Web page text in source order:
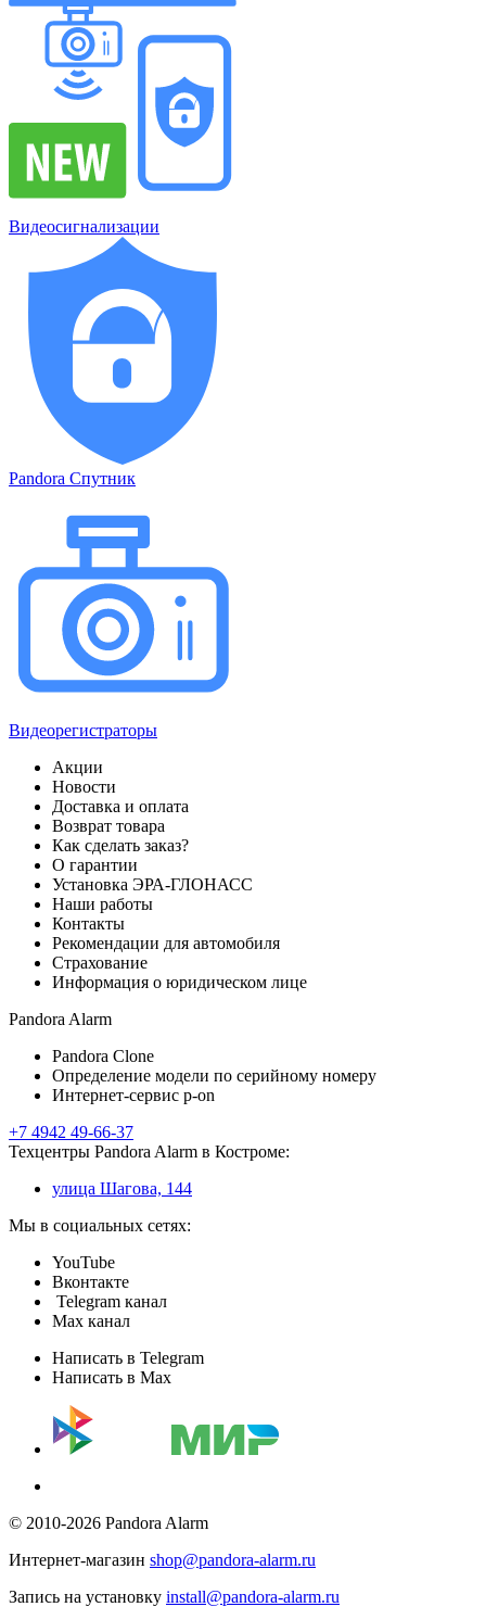
Видеосигнализации
Pandora Спутник
Видеорегистраторы
Акции
Новости
Доставка и оплата
Возврат товара
Как сделать заказ?
О гарантии
Установка ЭРА-ГЛОНАСС
Наши работы
Контакты
Рекомендации для автомобиля
Страхование
Информация о юридическом лице
Pandora Alarm
Pandora Clone
Определение модели по серийному номеру
Интернет-сервис p-on
+7 4942 49-66-37
Техцентры Pandora Alarm в Костроме:
улица Шагова, 144
Мы в социальных сетях:
YouTube
Вконтакте
Telegram канал
Max канал
Написать в Telegram
Написать в Max
© 2010-2026 Pandora Alarm
Интернет-магазин shop@pandora-alarm.ru
Запись на установку install@pandora-alarm.ru